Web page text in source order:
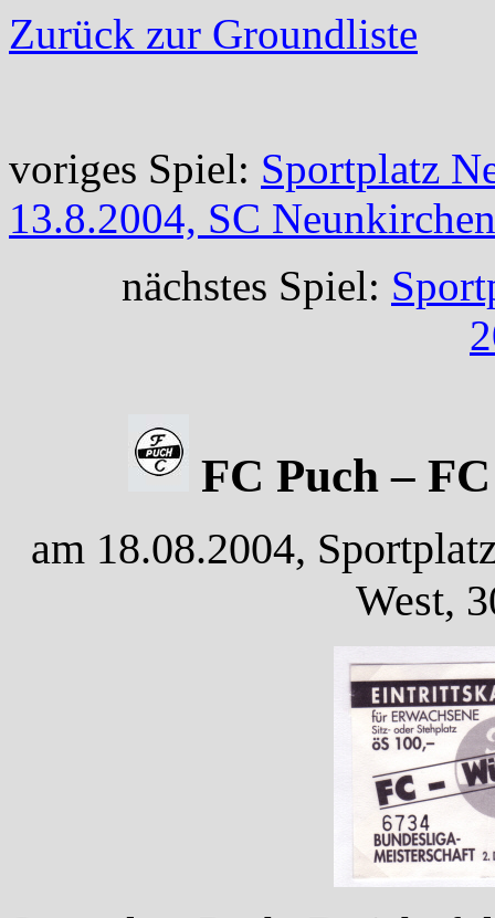
Zurück zur Groundliste
voriges Spiel: Sportplatz
13.8.2004, SC
nächstes Spiel:
FC Puch –
am 18.08.2004,
West,